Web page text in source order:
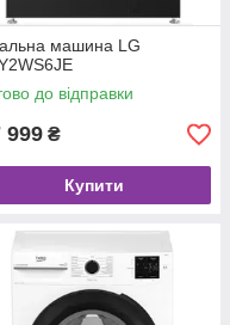
машина LG
до відправки
999 ₴
Купити